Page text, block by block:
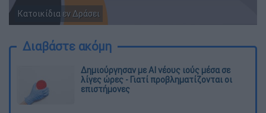
Κατοικίδια εν Δράσει
Διαβάστε ακόμη
Δημιούργησαν με AI νέους ιούς μέσα σε
λίγες ώρες - Γιατί προβληματίζονται οι
επιστήμονες